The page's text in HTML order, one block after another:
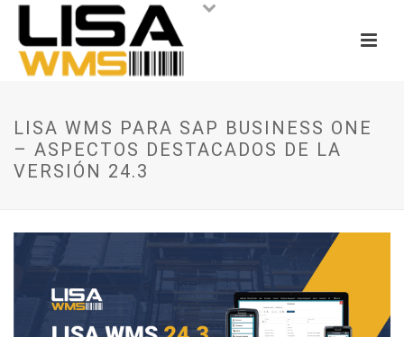
LISA WMS PARA SAP BUSINESS ONE
– ASPECTOS DESTACADOS DE LA
VERSIÓN 24.3